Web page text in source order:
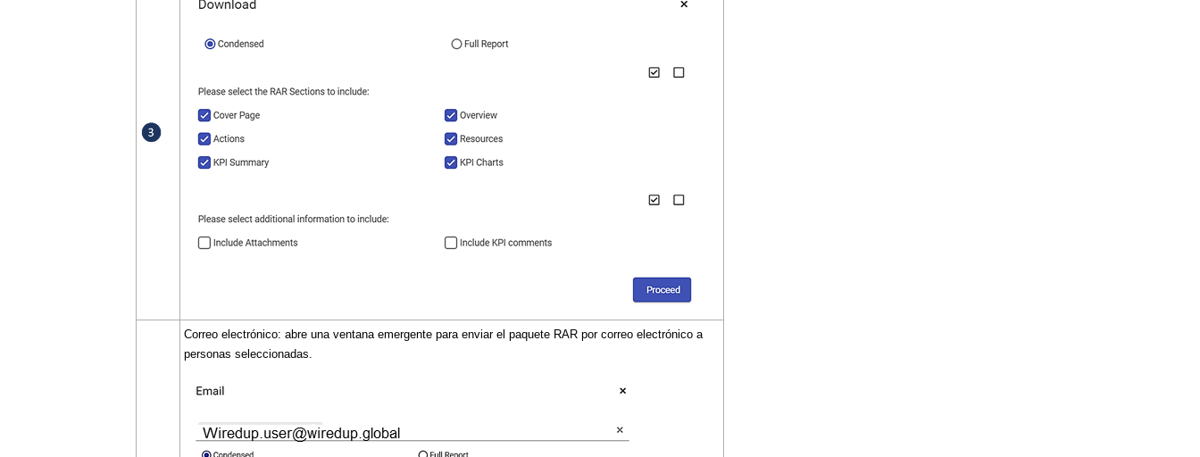
Correo electrónico: abre una ventana emergente para enviar el paquete RAR por correo electrónico a
personas seleccionadas.